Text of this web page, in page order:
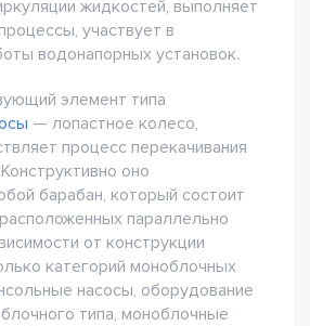
жидкостей, выполняет
участвует в
водонапорных установок.
элемент типа
— лопастное колесо,
процесс перекачивания
оно
барабан, который состоит
параллельно
от конструкции
категорий моноблочных
насосы, оборудование
типа, моноблочные